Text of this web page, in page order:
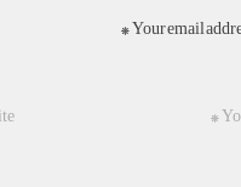
Your email